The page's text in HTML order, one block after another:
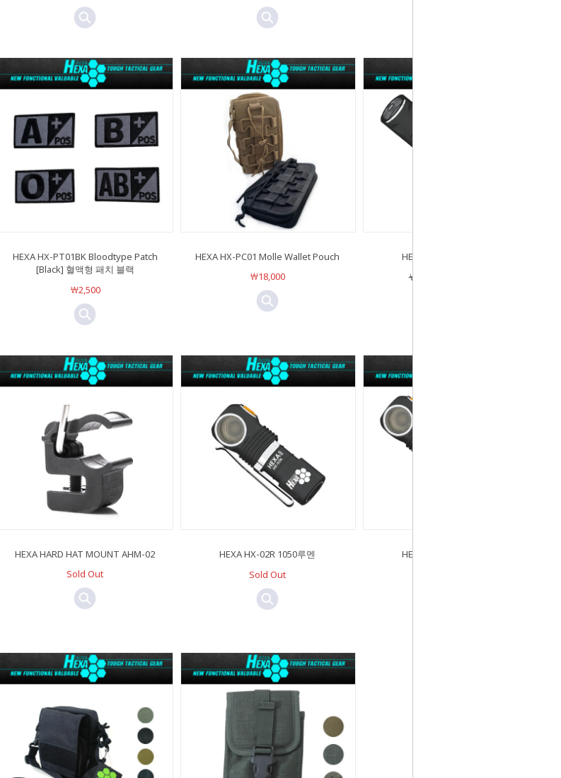
HEXA HX-PT01BK Bloodtype Patch
[Black] 혈액형 패치 블랙
￦2,500
HEXA HX-PC01 Molle Wallet Pouch
￦18,000
HEXA HX-05R 2100루멘
￦141,000
HEXA HARD HAT MOUNT AHM-02
Sold Out
HEXA HX-02R 1050루멘
Sold Out
HEXA HX-01R 2300루멘